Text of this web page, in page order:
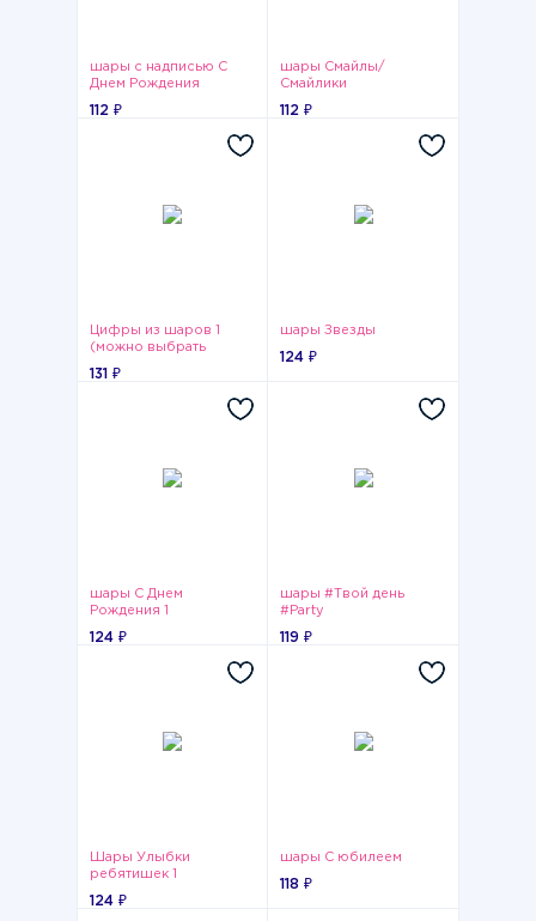
шары с надписью С
Днем Рождения
112 ₽
шары Смайлы/
Смайлики
112 ₽
Цифры из шаров 1
(можно выбрать
9)
131 ₽
шары Звезды
124 ₽
шары С Днем
Рождения 1
124 ₽
шары #Твой день
#Party
119 ₽
Шары Улыбки
ребятишек 1
124 ₽
шары С юбилеем
118 ₽